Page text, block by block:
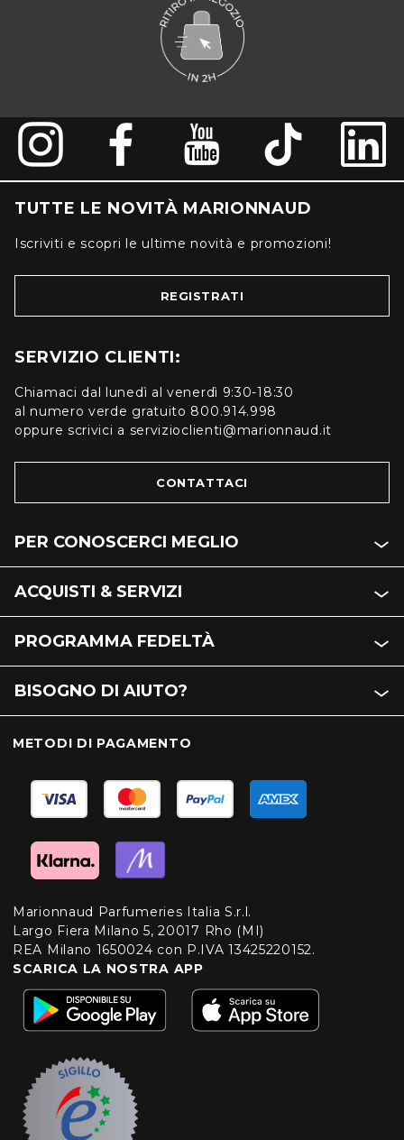
TUTTE LE NOVITÀ MARIONNAUD
Iscriviti e scopri le ultime novità e promozioni!
REGISTRATI
SERVIZIO CLIENTI:
Chiamaci dal lunedì al venerdì 9:30-18:30
al numero verde gratuito 800.914.998
oppure scrivici a servizioclienti@marionnaud.it
CONTATTACI
PER CONOSCERCI MEGLIO
ACQUISTI & SERVIZI
PROGRAMMA FEDELTÀ
BISOGNO DI AIUTO?
METODI DI PAGAMENTO
Marionnaud Parfumeries Italia S.r.l.
Largo Fiera Milano 5, 20017 Rho (MI)
REA Milano 1650024 con P.IVA 13425220152.
SCARICA LA NOSTRA APP